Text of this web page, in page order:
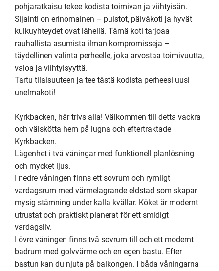
pohjaratkaisu tekee kodista toimivan ja viihtyisän.
Sijainti on erinomainen – puistot, päiväkoti ja hyvät
kulkuyhteydet ovat lähellä. Tämä koti tarjoaa
rauhallista asumista ilman kompromisseja –
täydellinen valinta perheelle, joka arvostaa toimivuutta,
valoa ja viihtyisyyttä.
Tartu tilaisuuteen ja tee tästä kodista perheesi uusi
unelmakoti!
Kyrkbacken, här trivs alla! Välkommen till detta vackra
och välskötta hem på lugna och eftertraktade
Kyrkbacken.
Lägenhet i två våningar med funktionell planlösning
och mycket ljus.
I nedre våningen finns ett sovrum och rymligt
vardagsrum med värmelagrande eldstad som skapar
mysig stämning under kalla kvällar. Köket är modernt
utrustat och praktiskt planerat för ett smidigt
vardagsliv.
I övre våningen finns två sovrum till och ett modernt
badrum med golvvärme och en egen bastu. Efter
bastun kan du njuta på balkongen. I båda våningarna